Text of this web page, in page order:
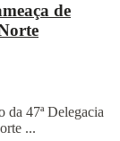
de
47ª Delegacia
...